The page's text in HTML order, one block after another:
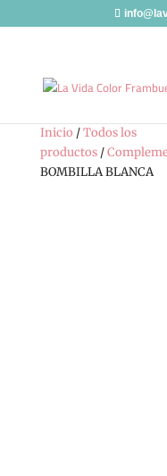
Inicio /Todos los
productos/
BOMBILLA BLANCA